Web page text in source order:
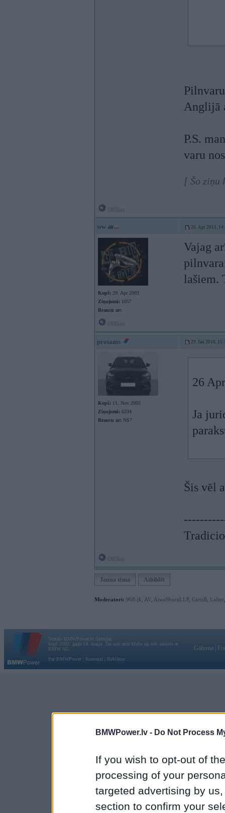
BMWPower.lv - Do Not Process
If you wish to opt-out of
processing of your
targeted advertising by
section to confirm your
Anglijā
P.S.
varu
[ Šo ziņu
ww 26. Apr 2011,
Kopš: 29. Apr 2003
Ziņojumi: 1057
Braucu ar:
Vajag
lašiem.
protams 29. Jan 2016,
Kopš: 11. Nov 2005
Ziņojumi: 6334
Braucu ar: NS7
26
Ja
Šis vēl
Jauna tēma Atbildēt
Moderatori: 968-jk AV AiwaShuraLLP, GirtzB Lafter
Vortāls BMWPower.lv darbojas
kopš 2002. gada 14. maija. Tas nav auto klubs un nav saistīts ar
BMW AG.
Par BMWPower
Kontakti Reklāma
Galvena